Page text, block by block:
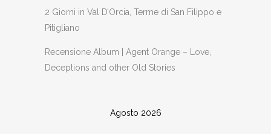
2 Giorni in Val D’Orcia, Terme di San Filippo e
Pitigliano
Recensione Album | Agent Orange – Love,
Deceptions and other Old Stories
Agosto 2026